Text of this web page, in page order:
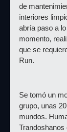
de
interiores
abría paso a
momento,
que se
Run.
Se tomó un
grupo, unas
mundos.
Trandoshanos